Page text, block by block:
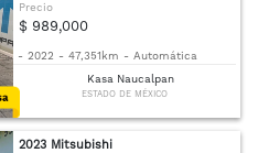
Precio
$ 989,000
- 2022 - 47,351km - Automática
Kasa Naucalpan
ESTADO DE MÉXICO
2023 Mitsubishi